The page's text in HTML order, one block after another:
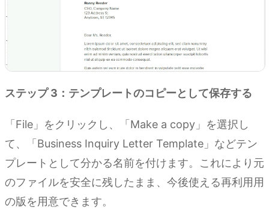
ステップ 3：テンプレートのコピーとして保存する
「File」をクリックし、「Make a copy」を選択し
て、「Business Inquiry Letter Template」などテン
プレートとして分かる名前を付けます。これにより元
のファイルを安全に残したまま、今後使える再利用用
の版を用意できます。